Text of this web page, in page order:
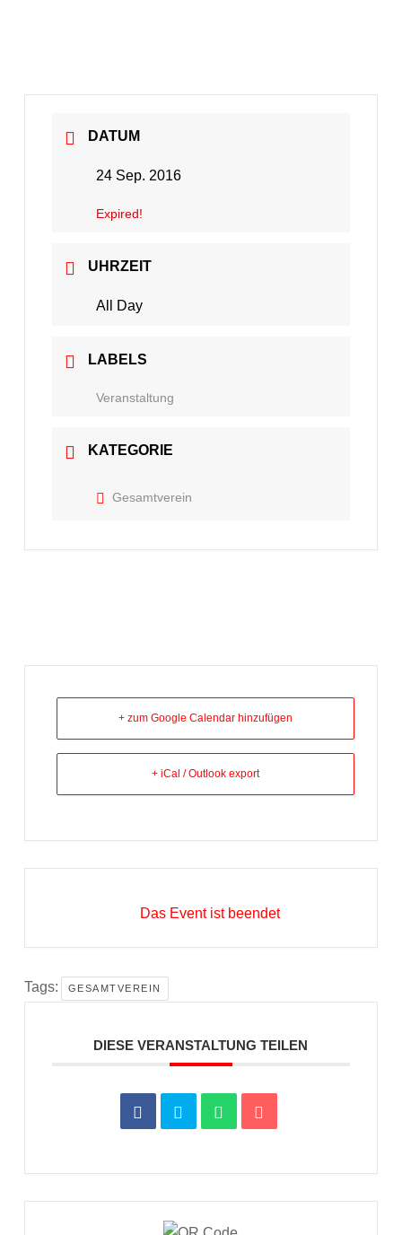
DATUM
24 Sep. 2016
Expired!
UHRZEIT
All Day
LABELS
Veranstaltung
KATEGORIE
Gesamtverein
+ zum Google Calendar hinzufügen
+ iCal / Outlook export
Das Event ist beendet
Tags: GESAMTVEREIN
DIESE VERANSTALTUNG TEILEN